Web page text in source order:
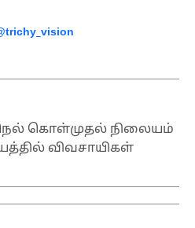
கொள்முதல் நிலையம்
விவசாயிகள்